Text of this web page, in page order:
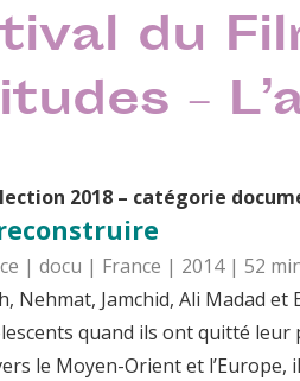
du
–
2018 – catégorie
| docu | France | 2014 | 52
Nehmat, Jamchid, Ali Madad
quand ils ont quitté
le Moyen-Orient et l’Europe,